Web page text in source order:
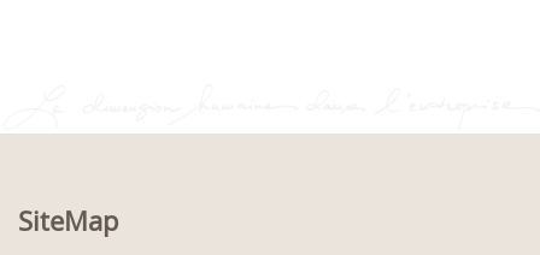
SiteMap